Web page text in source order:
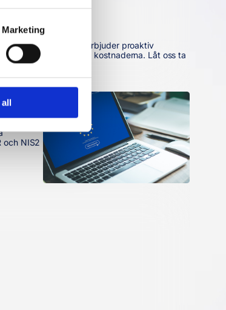
data by
Marketing
och säkra, och vi erbjuder proaktiv
och minska kostnaderna. Låt oss ta
och NIS2